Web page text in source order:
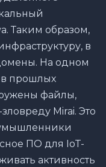
Таким образом,
в
На одном
прошлых
файлы,
Mirai. Это
ПО для IoT-
активность